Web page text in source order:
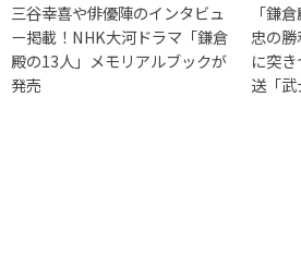
三谷幸喜や俳優陣のインタビュ
ー掲載！NHK大河ドラマ「鎌倉
殿の13人」メモリアルブックが
発売
「鎌
忠の
に突
送「